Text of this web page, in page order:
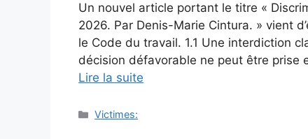
Un nouvel article portant le titre «
2026. Par Denis-Marie Cintura. » vient
le Code du travail. 1.1 Une interdiction
décision défavorable ne peut être prise
Lire la suite
Catégories
Victimes: